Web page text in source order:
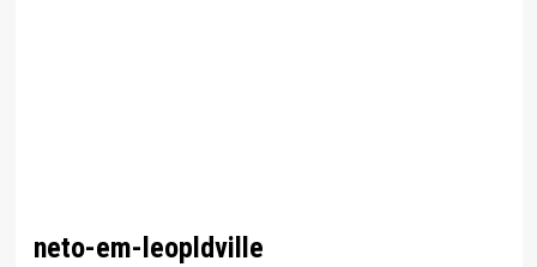
neto-em-leopldville